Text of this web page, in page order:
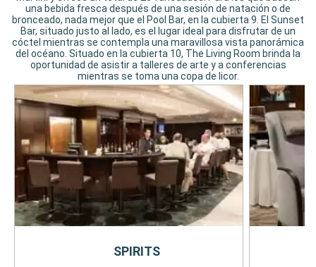
una bebida fresca después de una sesión de natación o de
bronceado, nada mejor que el Pool Bar, en la cubierta 9. El Sunset
Bar, situado justo al lado, es el lugar ideal para disfrutar de un
cóctel mientras se contempla una maravillosa vista panorámica
del océano. Situado en la cubierta 10, The Living Room brinda la
oportunidad de asistir a talleres de arte y a conferencias
mientras se toma una copa de licor.
SPIRITS